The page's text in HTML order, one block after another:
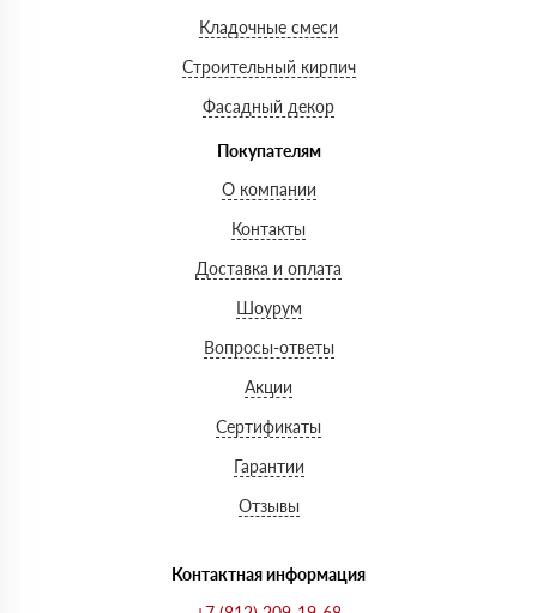
Кладочные смеси
Строительный кирпич
Фасадный декор
Покупателям
О компании
Контакты
Доставка и оплата
Шоурум
Вопросы-ответы
Акции
Сертификаты
Гарантии
Отзывы
Контактная информация